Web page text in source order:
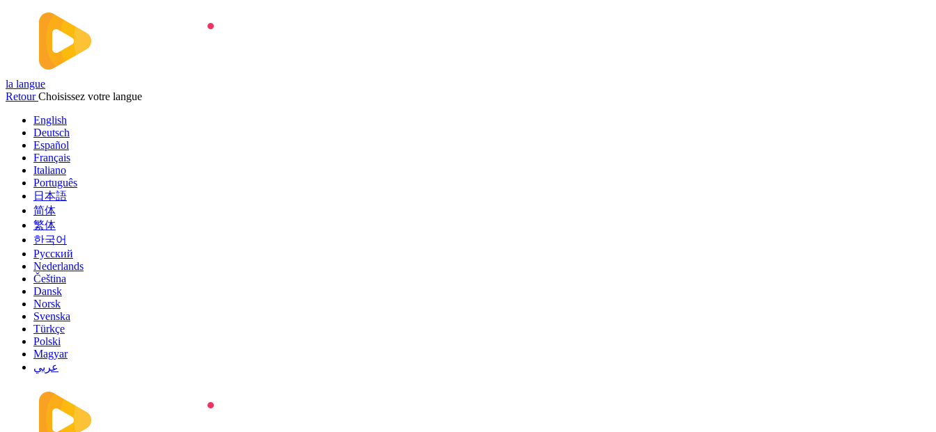
la langue
Retour Choisissez votre langue
English
Deutsch
Español
Français
Italiano
Português
日本語
简体
繁体
한국어
Русский
Nederlands
Čeština
Dansk
Norsk
Svenska
Türkçe
Polski
Magyar
عربي